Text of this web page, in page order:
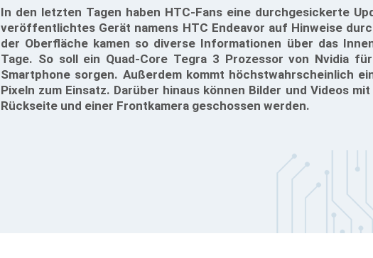
In den letzten Tagen haben HTC-Fans eine durchgesickerte
veröffentlichtes Gerät namens HTC Endeavor auf Hinweise
der Oberfläche kamen so diverse Informationen über das
Tage. So soll ein Quad-Core Tegra 3 Prozessor von Nvidia
Smartphone sorgen. Außerdem kommt höchstwahrscheinlich
Pixeln zum Einsatz. Darüber hinaus können Bilder und Videos
Rückseite und einer Frontkamera geschossen werden.